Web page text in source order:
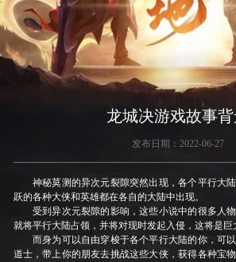
龙城决游戏故事
发布日期：2022-06-27
神秘莫测的异次元裂隙突然出现，各个平行大陆
跃的各种大侠和英雄都在各自的大陆中出现。
受到异次元裂隙的影响，这些小说中的很多人物
就将平行大陆占领，并将对现时发起入侵，这将是巨
而身为可以自由穿梭于各个平行大陆的你，可以
道士，带上你的朋友去挑战这些大侠，获得各种宝